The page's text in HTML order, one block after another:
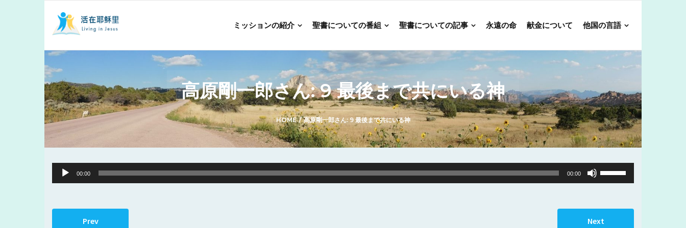
ミッションの紹介 聖書についての番組 聖書についての記事 永遠の命 献金について 他国の言語
高原剛一郎さん: 9 最後まで共にいる神
HOME/高原剛一郎さん: 9 最後まで共にいる神
Audio
Player
00:00 00:00
Use
Up/Down
to
Prev Next